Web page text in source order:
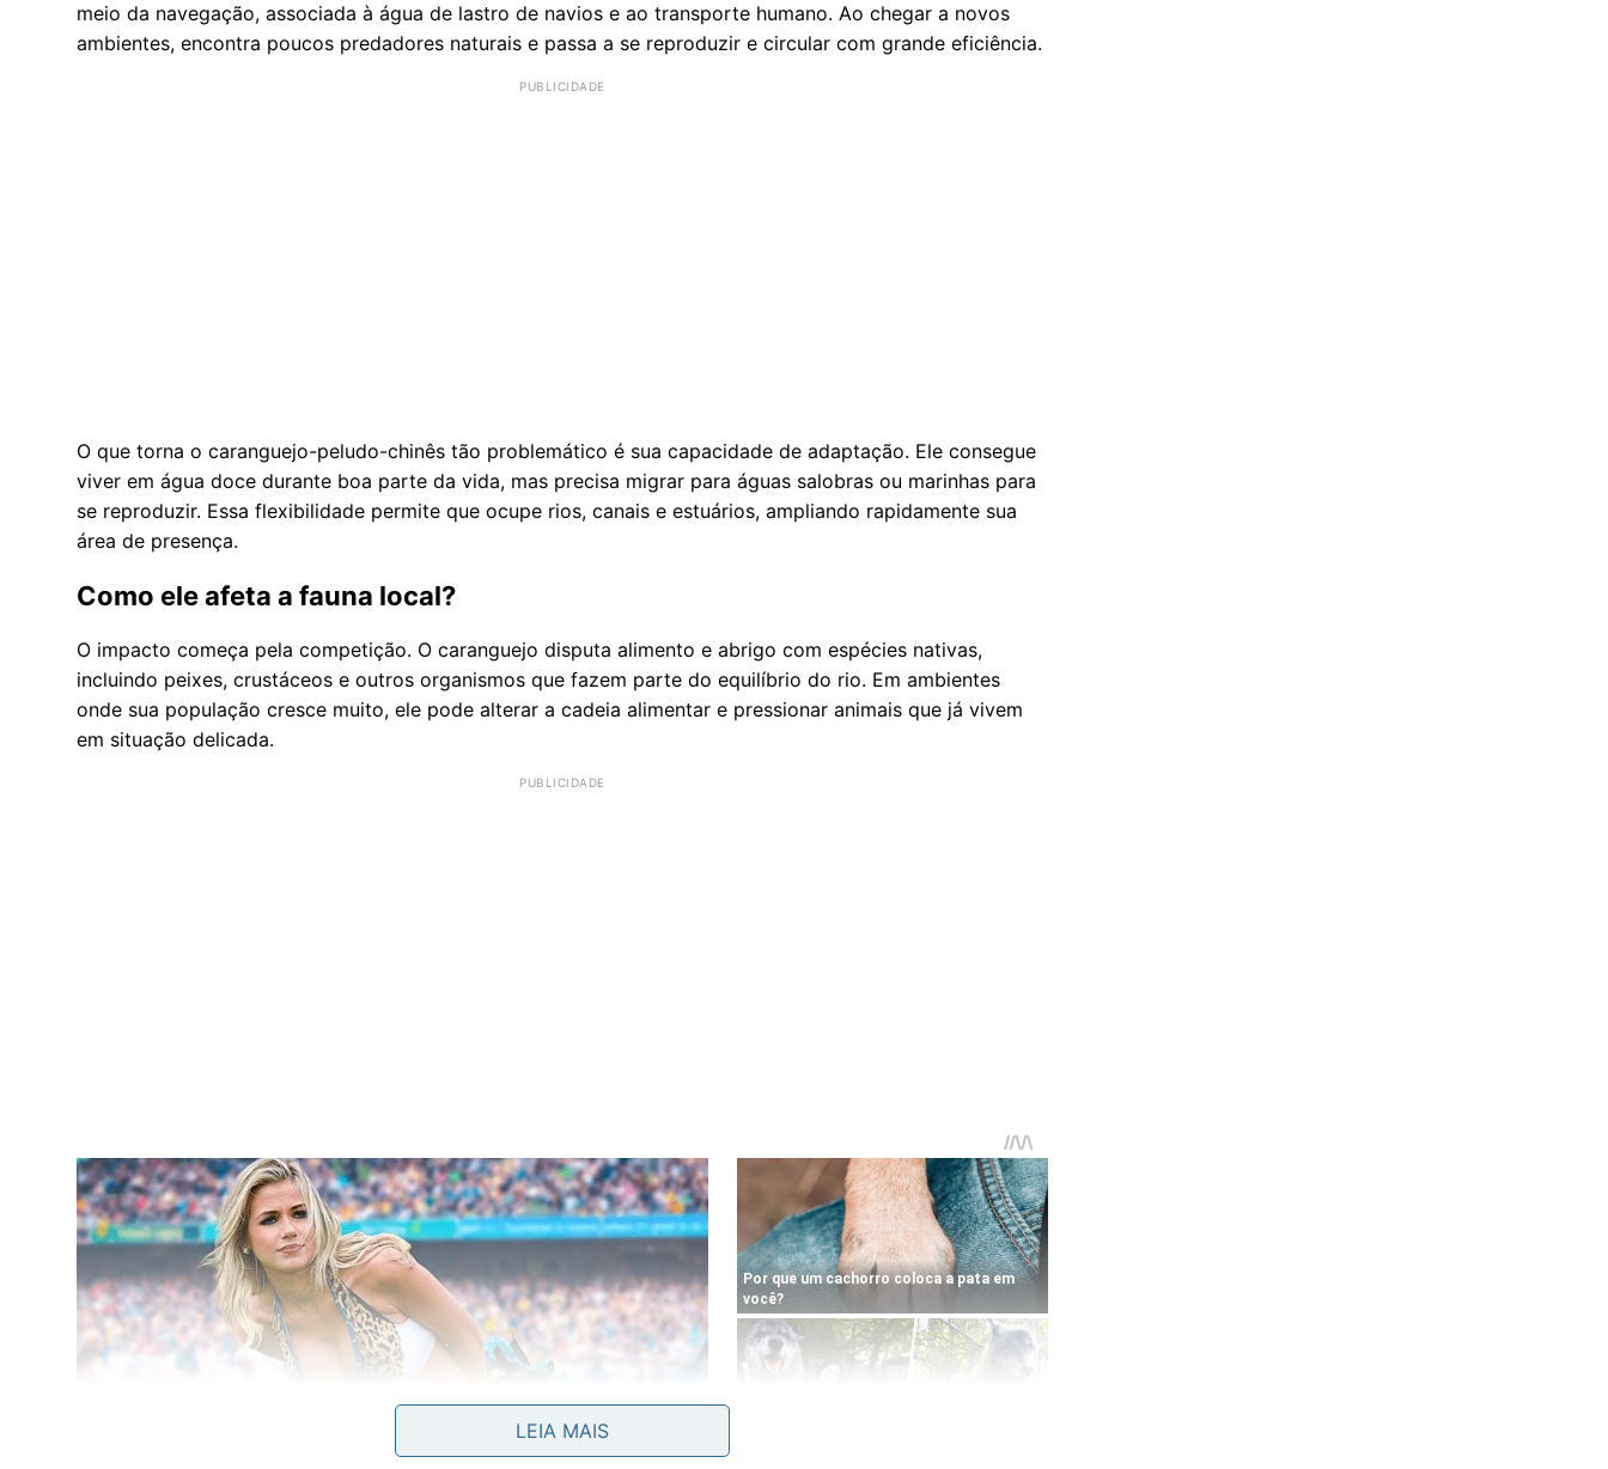
meio da navegação, associada à água de lastro de navios e ao transporte humano. Ao chegar a novos
ambientes, encontra poucos predadores naturais e passa a se reproduzir e circular com grande eficiência.
O que torna o caranguejo-peludo-chinês tão problemático é sua capacidade de adaptação. Ele consegue
viver em água doce durante boa parte da vida, mas precisa migrar para águas salobras ou marinhas para
se reproduzir. Essa flexibilidade permite que ocupe rios, canais e estuários, ampliando rapidamente sua
área de presença.
Como ele afeta a fauna local?
O impacto começa pela competição. O caranguejo disputa alimento e abrigo com espécies nativas,
incluindo peixes, crustáceos e outros organismos que fazem parte do equilíbrio do rio. Em ambientes
onde sua população cresce muito, ele pode alterar a cadeia alimentar e pressionar animais que já vivem
em situação delicada.
LEIA MAIS